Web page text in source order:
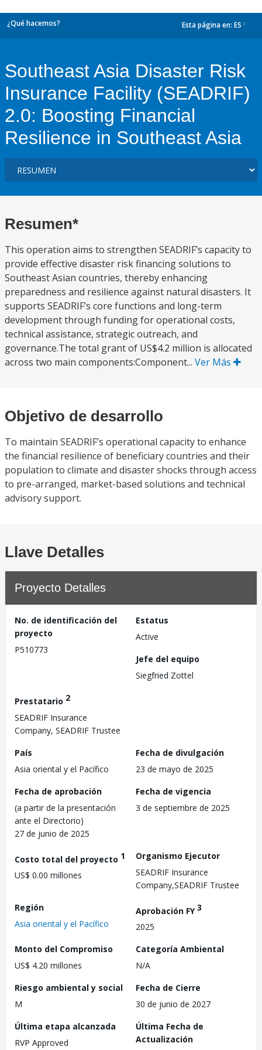
¿Qué hacemos? Esta página en: ES
Southeast Asia Disaster Risk
Insurance Facility (SEADRIF)
2.0: Boosting Financial
Resilience in Southeast Asia
Resumen*
This operation aims to strengthen SEADRIF’s capacity to
provide effective disaster risk financing solutions to
Southeast Asian countries, thereby enhancing
preparedness and resilience against natural disasters. It
supports SEADRIF’s core functions and long-term
development through funding for operational costs,
technical assistance, strategic outreach, and
governance.The total grant of US$4.2 million is allocated
across two main components:Component... Ver Más
Objetivo de desarrollo
To maintain SEADRIF’s operational capacity to enhance
the financial resilience of beneficiary countries and their
population to climate and disaster shocks through access
to pre-arranged, market-based solutions and technical
advisory support.
Llave Detalles
Proyecto Detalles
No. de identificación del
proyecto
P510773
Estatus
Active
Jefe del equipo
Siegfried Zottel
Prestatario 2
SEADRIF Insurance
Company, SEADRIF Trustee
País
Asia oriental y el Pacífico
Fecha de divulgación
23 de mayo de 2025
Fecha de aprobación
(a partir de la presentación
ante el Directorio)
27 de junio de 2025
Fecha de vigencia
3 de septiembre de 2025
Costo total del proyecto 1
US$ 0.00 millones
Organismo Ejecutor
SEADRIF Insurance
Company,SEADRIF Trustee
Región
Asia oriental y el Pacífico
Aprobación FY3
2025
Monto del Compromiso
US$ 4.20 millones
Categoría Ambiental
N/A
Riesgo ambiental y social
M
Fecha de Cierre
30 de junio de 2027
Última etapa alcanzada
RVP Approved
Última Fecha de
Actualización